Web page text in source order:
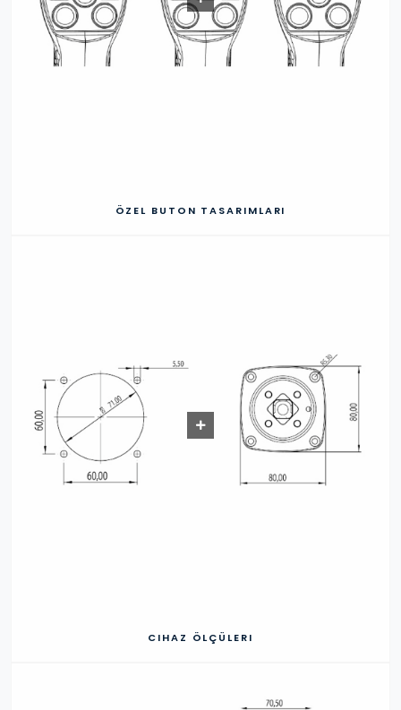
ÖZEL BUTON TASARIMLARI
CIHAZ ÖLÇÜLERI